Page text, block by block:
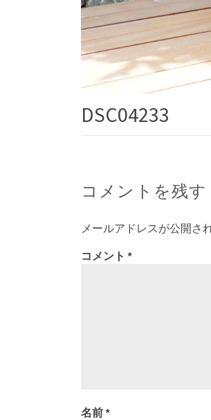
DSC04233
コメントを残す
メールアドレスが公開さ
コメント *
名前*